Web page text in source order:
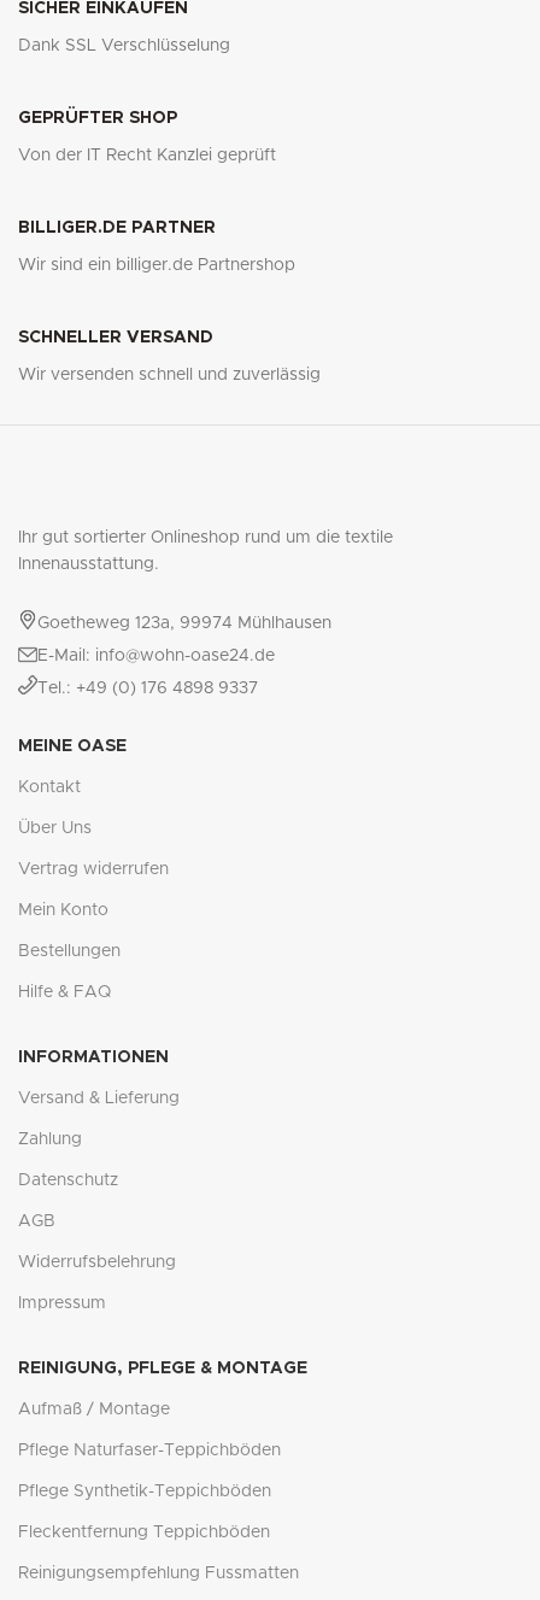
SICHER EINKAUFEN
Dank SSL Verschlüsselung
GEPRÜFTER SHOP
Von der IT Recht Kanzlei geprüft
BILLIGER.DE PARTNER
Wir sind ein billiger.de Partnershop
SCHNELLER VERSAND
Wir versenden schnell und zuverlässig
Ihr gut sortierter Onlineshop rund um die textile
Innenausstattung.
Goetheweg 123a, 99974 Mühlhausen
E-Mail: info@wohn-oase24.de
Tel.: +49 (0) 176 4898 9337
MEINE OASE
Kontakt
Über Uns
Vertrag widerrufen
Mein Konto
Bestellungen
Hilfe & FAQ
INFORMATIONEN
Versand & Lieferung
Zahlung
Datenschutz
AGB
Widerrufsbelehrung
Impressum
REINIGUNG, PFLEGE & MONTAGE
Aufmaß / Montage
Pflege Naturfaser-Teppichböden
Pflege Synthetik-Teppichböden
Fleckentfernung Teppichböden
Reinigungsempfehlung Fussmatten